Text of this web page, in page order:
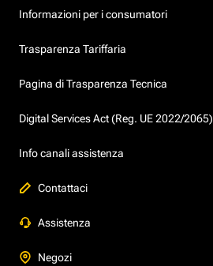
Informazioni per i consumatori
Trasparenza Tariffaria
Pagina di Trasparenza Tecnica
Digital Services Act (Reg. UE 2022/2065)
Info canali assistenza
Contattaci
Assistenza
Negozi